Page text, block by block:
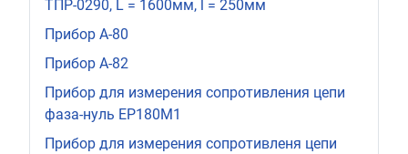
ТПР-0290, L = 1600мм, l = 250мм
Прибор А-80
Прибор А-82
Прибор для измерения сопротивления цепи
фаза-нуль ЕР180М1
Прибор для измерения сопротивленя цепи